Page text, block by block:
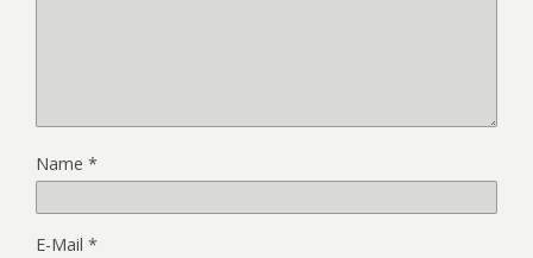
Name *
E-Mail *